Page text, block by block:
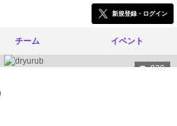
新規登録・ログイン
チーム イベント
920